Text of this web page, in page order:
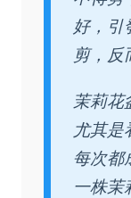
好，引
剪，反
茉莉花
尤其是
每次都
一株茉